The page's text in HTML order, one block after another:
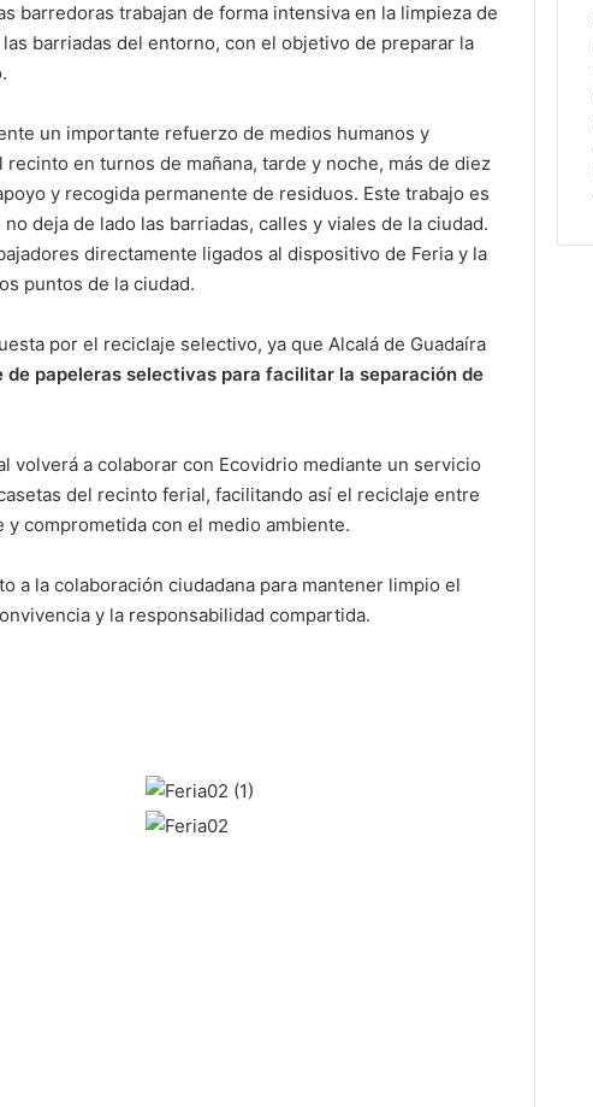
barredoras trabajan de forma intensiva en la limpieza de
barriadas del entorno, con el objetivo de preparar la
un importante refuerzo de medios humanos y
en turnos de mañana, tarde y noche, más de diez
y recogida permanente de residuos. Este trabajo es
deja de lado las barriadas, calles y viales de la ciudad.
directamente ligados al dispositivo de Feria y la
puntos de la ciudad.
por el reciclaje selectivo, ya que Alcalá de Guadaíra
de papeleras selectivas para facilitar la separación de
volverá a colaborar con Ecovidrio mediante un servicio
del recinto ferial, facilitando así el reciclaje entre
comprometida con el medio ambiente.
a la colaboración ciudadana para mantener limpio el
y la responsabilidad compartida.